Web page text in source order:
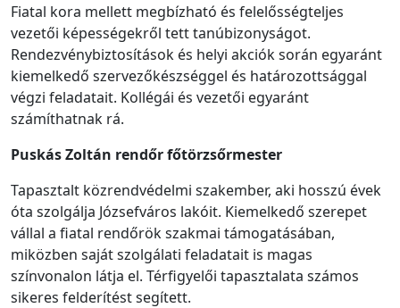
Fiatal kora mellett megbízható és felelősségteljes
vezetői képességekről tett tanúbizonyságot.
Rendezvénybiztosítások és helyi akciók során egyaránt
kiemelkedő szervezőkészséggel és határozottsággal
végzi feladatait. Kollégái és vezetői egyaránt
számíthatnak rá.
Puskás Zoltán rendőrfőtörzsőrmester
Tapasztalt közrendvédelmi szakember, aki hosszú évek
óta szolgálja Józsefváros lakóit. Kiemelkedő szerepet
vállal a fiatal rendőrök szakmai támogatásában,
miközben saját szolgálati feladatait is magas
színvonalon látja el. Térfigyelői tapasztalata számos
sikeres felderítést segített.